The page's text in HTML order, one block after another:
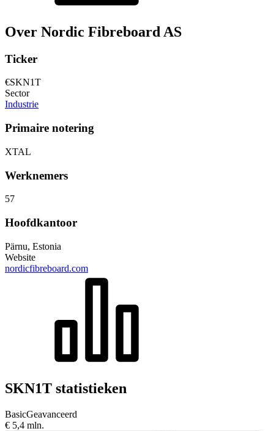
Over Nordic Fibreboard AS
Ticker
€SKN1T
Sector
Industrie
Primaire notering
XTAL
Werknemers
57
Hoofdkantoor
Pärnu, Estonia
Website
nordicfibreboard.com
SKN1T statistieken
BasicGeavanceerd
€ 5,4 mln.